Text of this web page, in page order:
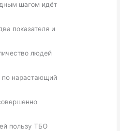
шагом идёт
показателя и
людей
по нарастающий
пользу ТБО